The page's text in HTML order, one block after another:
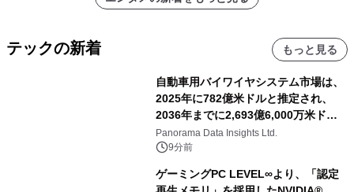
テックの新着 もっと見る
自動車用バイワイヤシステム市場は、
2025年に782億米ドルと推定され、
2036年までに2,693億6,000万米ドル
に達すると予測されており、予測期間
（2026年～2036年）
Panorama Data Insights Ltd.
9分前
ゲーミングPC LEVEL∞より、「認定